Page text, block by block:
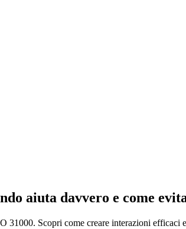
aiuta davvero e come
31000. Scopri come creare interazioni efficaci